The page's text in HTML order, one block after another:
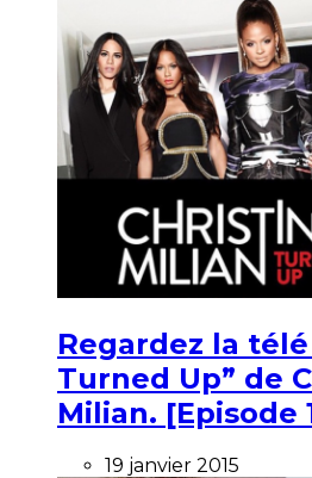
Regardez la
Turned Up” de
Milian. [Episode
19 janvier 2015